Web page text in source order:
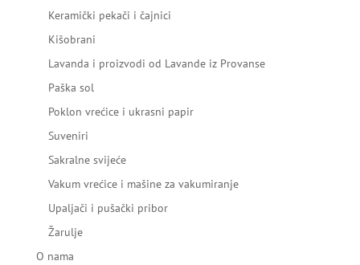
Keramički pekači i čajnici
Kišobrani
Lavanda i proizvodi od Lavande iz Provanse
Paška sol
Poklon vrećice i ukrasni papir
Suveniri
Sakralne svijeće
Vakum vrećice i mašine za vakumiranje
Upaljači i pušački pribor
Žarulje
O nama